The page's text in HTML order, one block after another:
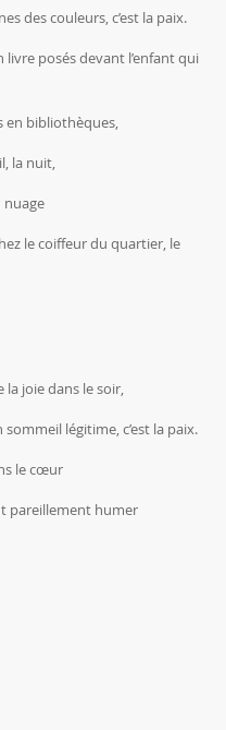
des couleurs, c’est la paix.
posés devant l’enfant qui
en bibliothèques,
la nuit,
nuage
le coiffeur du quartier, le
la joie dans le soir,
sommeil légitime, c’est la paix.
le cœur
pareillement humer